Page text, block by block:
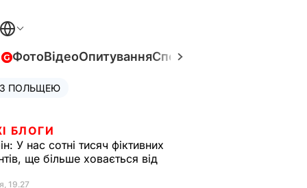
ФотоВідеоОпитуванняСпецпроєкти
ПОЛЬЩЕЮ
БЛОГИ
У нас сотні тисяч фіктивних
ще більше ховається від
19.27